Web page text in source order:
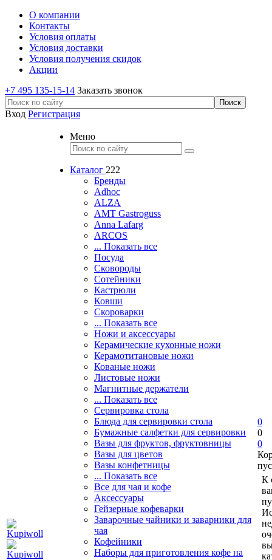
О компании
Контакты
Условия оплаты
Условия доставки
Условия получения скидок
Акции
+7 495 135-15-14 Заказать звонок
Вход Регистрация
Меню
Каталог 222
Бренды
Adhoc
ALZA
AMT Gastroguss
Anna Lafarg
ARCOS
... Показать все
Посуда
Сковороды
Сотейники
Кастрюли
Ковши
Скороварки
... Показать все
Ножи и аксессуары
Керамические кухонные ножи
Керамотитановые ножи
Кованые ножи
Листовые ножи
Магнитные держатели
... Показать все
Сервировка стола
Блюда для сервировки стола
Бумажные салфетки для сервировки
Вазы для фруктов, фруктовницы
Вазы для цветов
Вазы конфетницы
... Показать все
Все для чая и кофе
Аксессуары
Гейзерные кофеварки
Заварочные чайники и заварники для
чая
Кофейники
Наборы для приготовления кофе на
0
0
0
К